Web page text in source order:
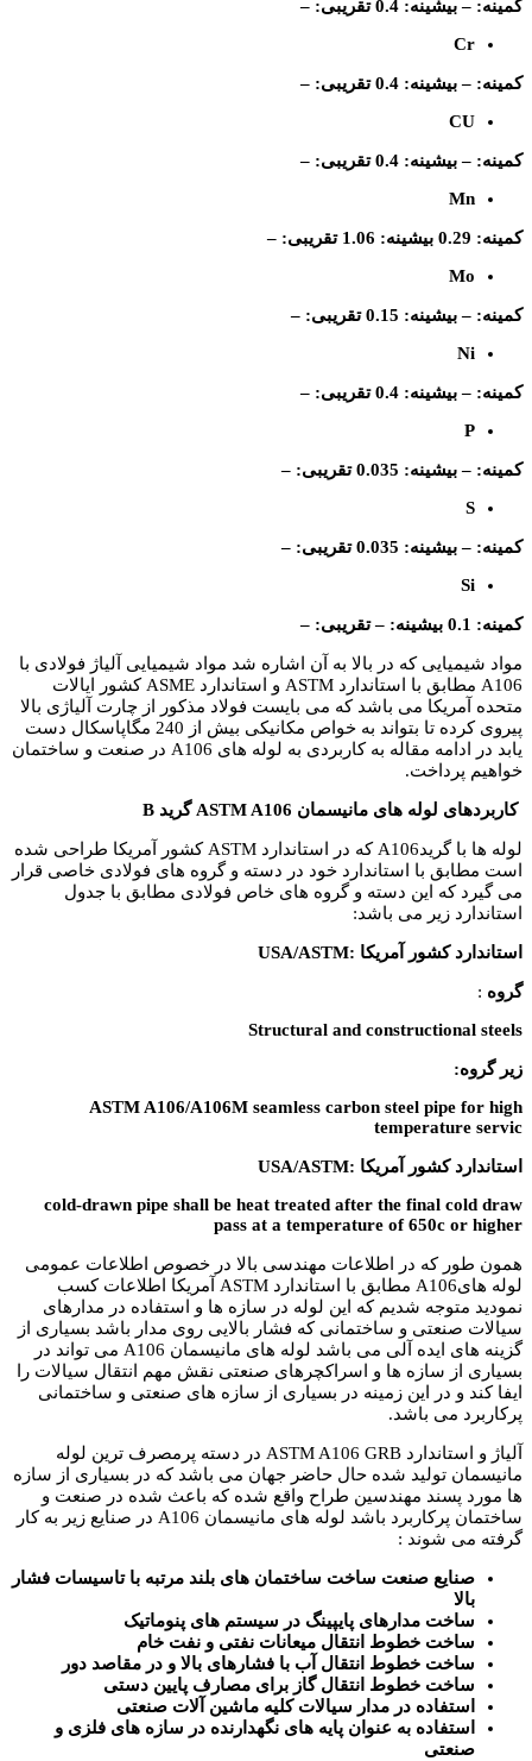
کمینه: – بیشینه: 0.4 تقریبی: –
Cr
کمینه: – بیشینه: 0.4 تقریبی: –
CU
کمینه: – بیشینه: 0.4 تقریبی: –
Mn
کمینه: 0.29 بیشینه: 1.06 تقریبی: –
Mo
کمینه: – بیشینه: 0.15 تقریبی: –
Ni
کمینه: – بیشینه: 0.4 تقریبی: –
P
کمینه: – بیشینه: 0.035 تقریبی: –
S
کمینه: – بیشینه: 0.035 تقریبی: –
Si
کمینه: 0.1 بیشینه: – تقریبی: –
مواد شیمیایی که در بالا به آن اشاره شد مواد شیمیایی آلیاژ فولادی با
A106 مطابق با استاندارد ASTM و استاندارد ASME کشور ایالات
متحده آمریکا می باشد که می بایست فولاد مذکور از چارت آلیاژی بالا
پیروی کرده تا بتواند به خواص مکانیکی بیش از 240 مگاپاسکال دست
یابد در ادامه مقاله به کاربردی به لوله های A106 در صنعت و ساختمان
خواهیم پرداخت.
کاربردهای لوله های مانیسمان ASTM A106 گرید B
لوله ها با گریدA106 که در استاندارد ASTM کشور آمریکا طراحی شده
است مطابق با استاندارد خود در دسته و گروه های فولادی خاصی قرار
می گیرد که این دسته و گروه های خاص فولادی مطابق با جدول
استاندارد زیر می باشد:
استاندارد کشور آمریکا :USA/ASTM
گروه :
Structural and constructional steels
زیر گروه:
ASTM A106/A106M seamless carbon steel pipe for high
temperature servic
استاندارد کشور آمریکا :USA/ASTM
cold-drawn pipe shall be heat treated after the final cold draw
pass at a temperature of 650c or higher
همون طور که در اطلاعات مهندسی بالا در خصوص اطلاعات عمومی
لوله هایA106 مطابق با استاندارد ASTM آمریکا اطلاعات کسب
نمودید متوجه شدیم که این لوله در سازه ها و استفاده در مدارهای
سیالات صنعتی و ساختمانی که فشار بالایی روی مدار باشد بسیاری از
گزینه های ایده آلی می باشد لوله های مانیسمان A106 می تواند در
بسیاری از سازه ها و اسراکچرهای صنعتی نقش مهم انتقال سیالات را
ایفا کند و در این زمینه در بسیاری از سازه های صنعتی و ساختمانی
پرکاربرد می باشد.
آلیاژ و استاندارد ASTM A106 GRB در دسته پرمصرف ترین لوله
مانیسمان تولید شده حال حاضر جهان می باشد که در بسیاری از سازه
ها مورد پسند مهندسین طراح واقع شده که باعث شده در صنعت و
ساختمان پرکاربرد باشد لوله های مانیسمان A106 در صنایع زیر به کار
گرفته می شوند :
صنایع صنعت ساخت ساختمان های بلند مرتبه با تاسیسات فشار
بالا
ساخت مدارهای پایپینگ در سیستم های پنوماتیک
ساخت خطوط انتقال میعانات نفتی و نفت خام
ساخت خطوط انتقال آب با فشارهای بالا و در مقاصد دور
ساخت خطوط انتقال گاز برای مصارف پایین دستی
استفاده در مدار سیالات کلیه ماشین آلات صنعتی
استفاده به عنوان پایه های نگهدارنده در سازه های فلزی و
صنعتی